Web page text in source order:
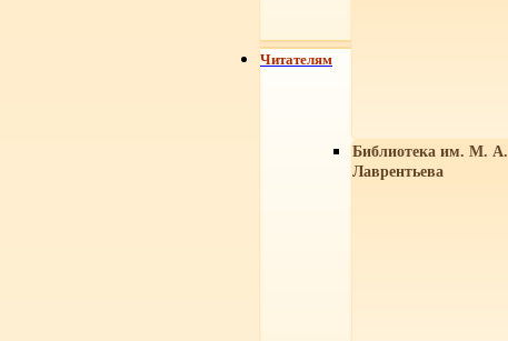
Библиотека им. М. А.
Лаврентьева
Читателям